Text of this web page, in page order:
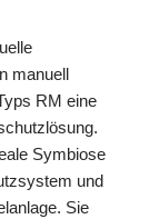
manuell
RM eine
Symbiose
und
Sie